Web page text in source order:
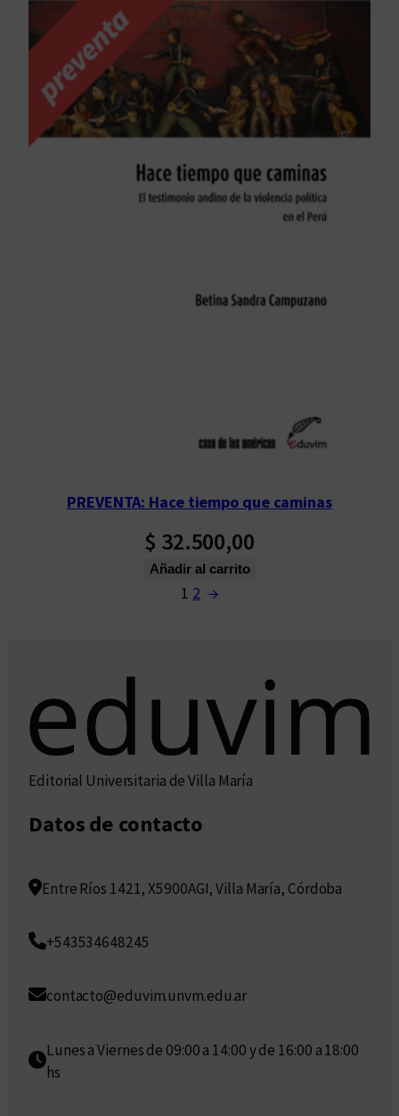
PREVENTA: Hace tiempo que caminas
$ 32.500,00
Añadir al carrito
1 2 →
Editorial Universitaria de Villa María
Datos de contacto
Entre Ríos 1421, X5900AGI, Villa María, Córdoba
+543534648245
contacto@eduvim.unvm.edu.ar
Lunes a Viernes de 09:00 a 14:00 y de 16:00 a 18:00
hs